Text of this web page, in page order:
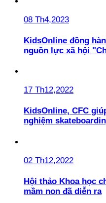
08 Th4,2023
KidsOnline đồng
nguồn lực xã hội
17 Th12,2022
KidsOnline, CFC
nghiệm
02 Th12,2022
Hội thảo Khoa học
mầm non đã diễn ra